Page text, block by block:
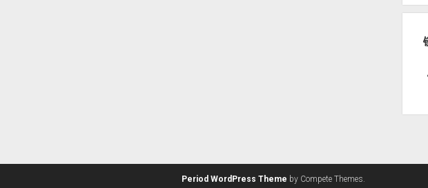
Period WordPress Theme by Compete Themes.